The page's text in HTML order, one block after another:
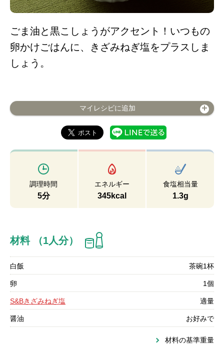
ごま油と黒こしょうがアクセント！いつもの
卵かけごはんに、きざみねぎ塩をプラスしま
しょう。
マイレシピに追加
調理時間
5分
エネルギー
345kcal
食塩相当量
1.3g
材料 （1人分）
白飯 茶碗1杯
卵 1個
S&Bきざみねぎ塩 適量
醤油 お好みで
材料の基準重量